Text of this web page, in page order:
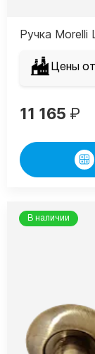
Ручка
Цены
11 165 ₽
В наличии